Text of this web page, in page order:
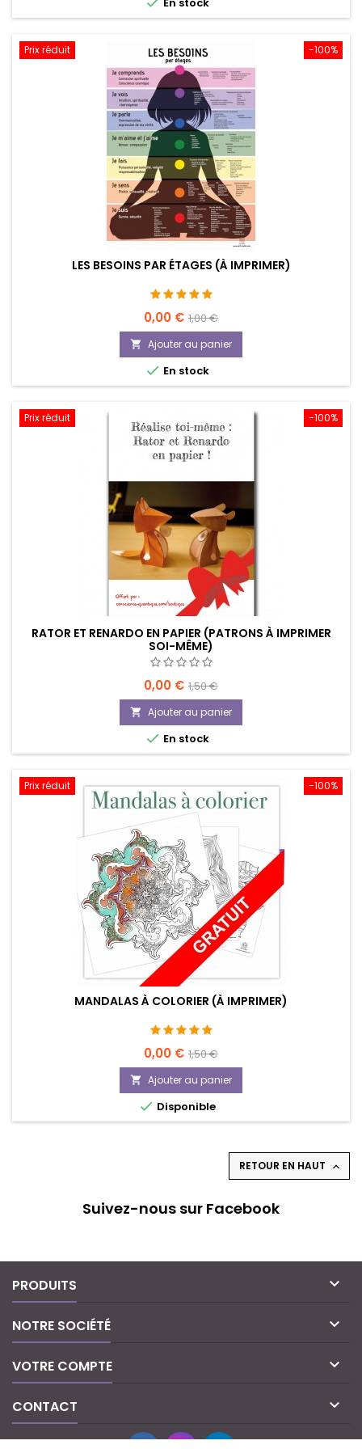
-100%
Prix réduit
LES BESOINS PAR ÉTAGES (À IMPRIMER)
Prix
0,00 € Prix
base
1,00 €
 Ajouter au panier
 En stock
-100%
Prix réduit
RATOR ET RENARDO EN PAPIER (PATRONS À IMPRIMER
SOI-MÊME)
Prix
0,00 € Prix
base
1,50 €
 Ajouter au panier
 En stock
-100%
Prix réduit
MANDALAS À COLORIER (À IMPRIMER)
Prix
0,00 € Prix
base
1,50 €
 Ajouter au panier
 Disponible
RETOUR EN HAUT 
Suivez-nous sur Facebook
PRODUITS 
NOTRE SOCIÉTÉ 
VOTRE COMPTE 
CONTACT 